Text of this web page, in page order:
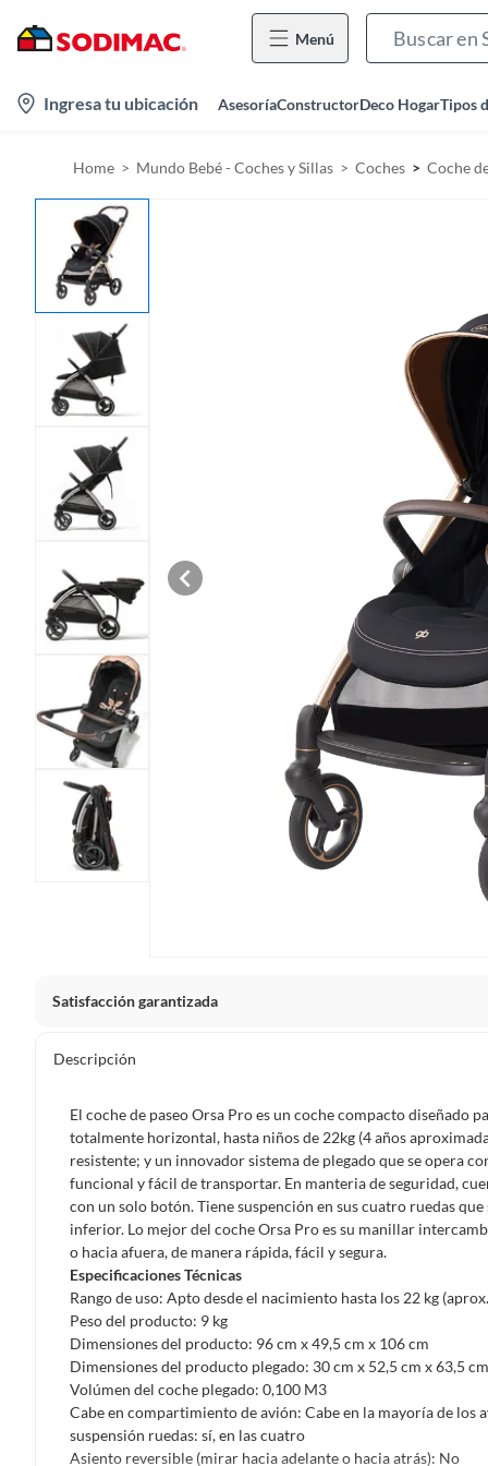
Menú
Ingresa tu ubicación AsesoríaConstructorDeco HogarTipos
Home Mundo Bebé - Coches y Sillas Coches Coche
Satisfacción garantizada
Debe estar en perfecto estado, con todas sus etiquetas,
Productos que, por su naturaleza, no puedan ser devueltos,
Confeccionados a la medida.
De uso personal.
En sodimac.cl te damos30 días desde que recibes el
etiquetas y sin uso, tal como te lo entregamos.
Productos digitales que se entregan a través de una
programas para el computador.
Productos a pedido o confeccionados a medida.
Productos que han sido informados como
remanufacturados o con alguna deficiencia, que sean
Alimentos, bebidas, medicamentos, suplementos alimenticios,
Pinturas de un color a solicitud.
Descripción
El coche de paseo Orsa Pro es un coche compacto diseñado
totalmente horizontal, hasta niños de 22kg (4 años
resistente; y un innovador sistema de plegado que se opera
funcional y fácil de transportar. En manteria de seguridad,
con un solo botón. Tiene suspención en sus cuatro ruedas
inferior. Lo mejor del coche Orsa Pro es su manillar
o hacia afuera, de manera rápida, fácil y segura.
Especificaciones Técnicas
Rango de uso: Apto desde el nacimiento hasta los 22 kg
Peso del producto: 9 kg
Dimensiones del producto: 96 cm x 49,5 cm x 106 cm
Dimensiones del producto plegado: 30 cm x 52,5 cm x 63,5 cm
Volúmen del coche plegado: 0,100 M3
Cabe en compartimiento de avión: Cabe en la mayoría de los
suspensión ruedas: sí, en las cuatro
Asiento reversible (mirar hacia adelante o hacia atrás): No